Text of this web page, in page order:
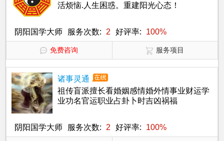
活烦恼.人生困惑。重建阳光心态！
阴阳国学大师 服务次数: 2 好评率: 100%
免费咨询 服务项目
诸事灵通
祖传盲派擅长看婚姻感情婚外情事业财运学
业功名官运职业占卦卜时吉凶祸福
阴阳国学大师 服务次数: 2 好评率: 100%